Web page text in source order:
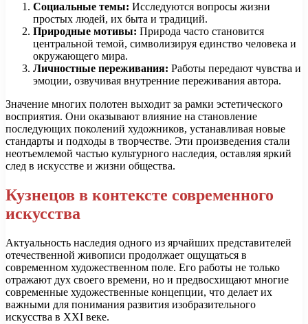
Социальные темы: Исследуются вопросы жизни
простых людей, их быта и традиций.
Природные мотивы: Природа часто становится
центральной темой, символизируя единство человека и
окружающего мира.
Личностные переживания: Работы передают чувства и
эмоции, озвучивая внутренние переживания автора.
Значение многих полотен выходит за рамки эстетического
восприятия. Они оказывают влияние на становление
последующих поколений художников, устанавливая новые
стандарты и подходы в творчестве. Эти произведения стали
неотъемлемой частью культурного наследия, оставляя яркий
след в искусстве и жизни общества.
Кузнецов в контексте современного
искусства
Актуальность наследия одного из ярчайших представителей
отечественной живописи продолжает ощущаться в
современном художественном поле. Его работы не только
отражают дух своего времени, но и предвосхищают многие
современные художественные концепции, что делает их
важными для понимания развития изобразительного
искусства в XXI веке.